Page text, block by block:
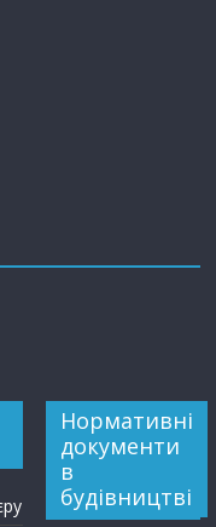
Нормативні
документи
в
будівництві